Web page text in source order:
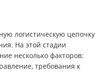
логистическую цепочку
На этой стадии
несколько факторов:
требования к